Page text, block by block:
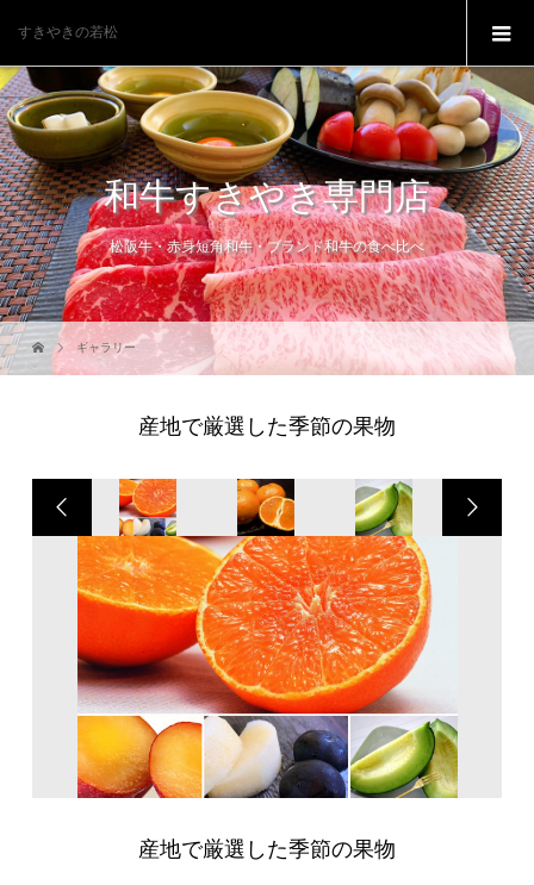
すきやきの若松
和牛すきやき専門店
松阪牛・赤身短角和牛・ブランド和牛の食べ比べ
ギャラリー
産地で厳選した季節の果物
産地で厳選した季節の果物